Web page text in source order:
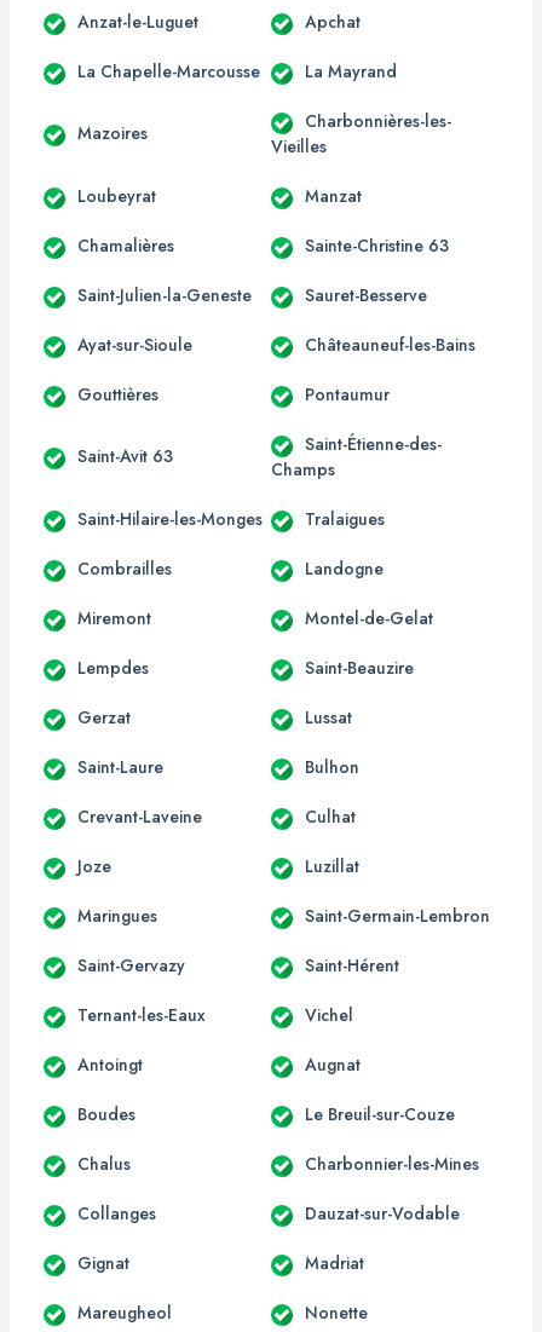
Anzat-le-Luguet Apchat
La Chapelle-Marcousse La Mayrand
Mazoires
Charbonnières-les-
Vieilles
Loubeyrat Manzat
Chamalières Sainte-Christine 63
Saint-Julien-la-Geneste Sauret-Besserve
Ayat-sur-Sioule Châteauneuf-les-Bains
Gouttières Pontaumur
Saint-Avit 63
Saint-Étienne-des-
Champs
Saint-Hilaire-les-Monges Tralaigues
Combrailles Landogne
Miremont Montel-de-Gelat
Lempdes Saint-Beauzire
Gerzat Lussat
Saint-Laure Bulhon
Crevant-Laveine Culhat
Joze Luzillat
Maringues Saint-Germain-Lembron
Saint-Gervazy Saint-Hérent
Ternant-les-Eaux Vichel
Antoingt Augnat
Boudes Le Breuil-sur-Couze
Chalus Charbonnier-les-Mines
Collanges Dauzat-sur-Vodable
Gignat Madriat
Mareugheol Nonette